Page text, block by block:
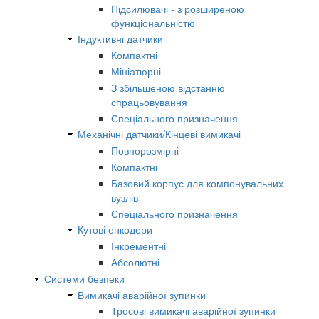
Підсилювачі - з розширеною
функціональністю
Індуктивні датчики
Компактні
Мініатюрні
З збільшеною відстанню
спрацьовування
Спеціального призначення
Механічні датчики/Кінцеві вимикачі
Повнорозмірні
Компактні
Базовий корпус для компонувальних
вузлів
Спеціального призначення
Кутові енкодери
Інкрементні
Абсолютні
Системи безпеки
Вимикачі аварійної зупинки
Тросові вимикачі аварійної зупинки